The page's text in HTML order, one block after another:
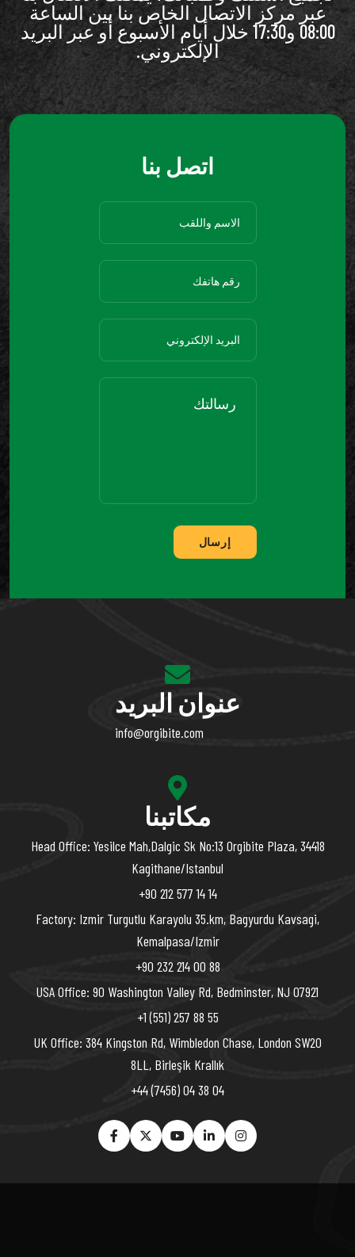
عبر مركز الاتصال الخاص بنا بين الساعة
08:00 و17:30 خلال أيام الأسبوع أو عبر البريد
الإلكتروني.
اتصل بنا
إرسال
عنوان البريد
info@orgibite.com
مكاتبنا
Head Office: Yesilce Mah,Dalgic Sk No:13 Orgibite Plaza, 34418
Kagithane/Istanbul
+90 212 577 14 14
Factory: Izmir Turgutlu Karayolu 35.km, Bagyurdu Kavsagi,
Kemalpasa/Izmir
+90 232 214 00 88
USA Office: 90 Washington Valley Rd, Bedminster, NJ 07921
+1 (551) 257 88 55
UK Office: 384 Kingston Rd, Wimbledon Chase, London SW20
8LL, Birleşik Krallık
+44 (7456) 04 38 04